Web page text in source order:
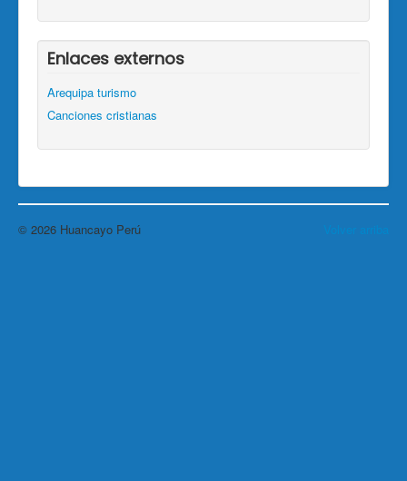
Enlaces externos
Arequipa turismo
Canciones cristianas
© 2026 Huancayo Perú